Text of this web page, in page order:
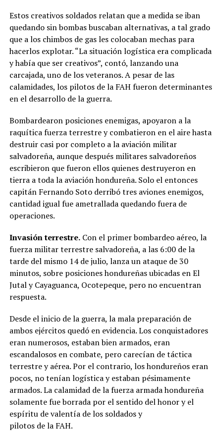
Estos creativos soldados relatan que a medida se iban
quedando sin bombas buscaban alternativas, a tal grado
que a los chimbos de gas les colocaban mechas para
hacerlos explotar. “La situación logística era complicada
y había que ser creativos”, contó, lanzando una
carcajada, uno de los veteranos. A pesar de las
calamidades, los pilotos de la FAH fueron determinantes
en el desarrollo de la guerra.
Bombardearon posiciones enemigas, apoyaron a la
raquítica fuerza terrestre y combatieron en el aire hasta
destruir casi por completo a la aviación militar
salvadoreña, aunque después militares salvadoreños
escribieron que fueron ellos quienes destruyeron en
tierra a toda la aviación hondureña. Solo el entonces
capitán Fernando Soto derribó tres aviones enemigos,
cantidad igual fue ametrallada quedando fuera de
operaciones.
Invasión terrestre.Con el primer bombardeo aéreo, la
fuerza militar terrestre salvadoreña, a las 6:00 de la
tarde del mismo 14 de julio, lanza un ataque de 30
minutos, sobre posiciones hondureñas ubicadas en El
Jutal y Cayaguanca, Ocotepeque, pero no encuentran
respuesta.
Desde el inicio de la guerra, la mala preparación de
ambos ejércitos quedó en evidencia. Los conquistadores
eran numerosos, estaban bien armados, eran
escandalosos en combate, pero carecían de táctica
terrestre y aérea. Por el contrario, los hondureños eran
pocos, no tenían logística y estaban pésimamente
armados. La calamidad de la fuerza armada hondureña
solamente fue borrada por el sentido del honor y el
espíritu de valentía de los soldados y
pilotos de la FAH.